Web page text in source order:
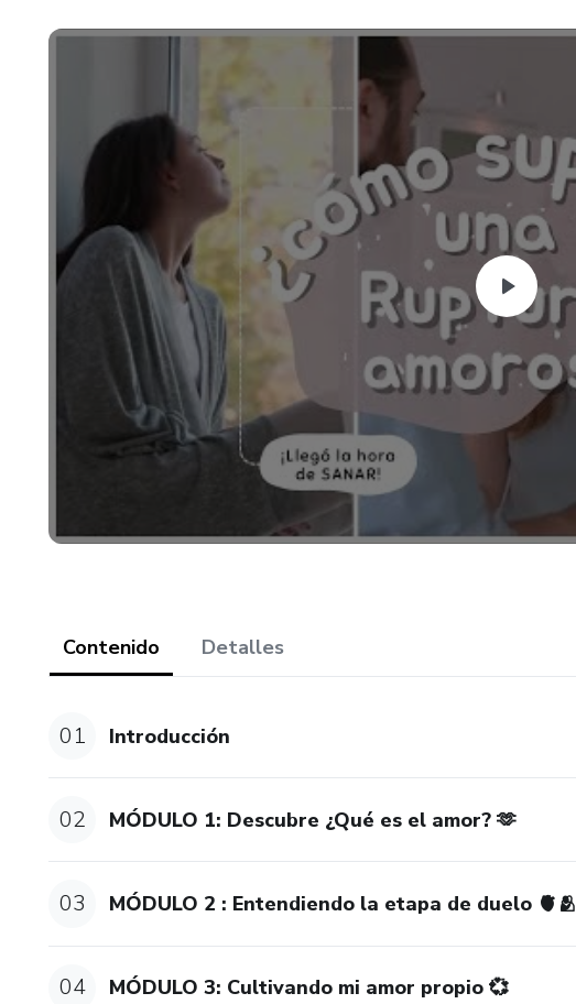
Contenido Detalles
01 Introducción
02 MÓDULO 1: Descubre ¿Qué es el amor? 🫶
03 MÓDULO 2 : Entendiendo la etapa de duelo 🫀🫂
04 MÓDULO 3: Cultivando mi amor propio 💞